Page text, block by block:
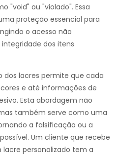
"void" ou "violado". Essa
proteção essencial para
o acesso não
dos itens
dos lacres permite que cada
e até informações de
Esta abordagem não
também serve como uma
a falsificação ou a
Um cliente que recebe
personalizado tem a